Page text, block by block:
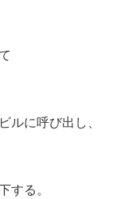
ルに呼び出し、
する。